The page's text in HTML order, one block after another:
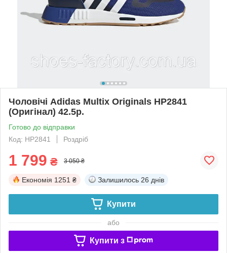
Чоловічі Adidas Multix Originals HP2841
(Оригінал) 42.5р.
Готово до відправки
Код: HP2841
Роздріб
1 799 ₴ 3 050 ₴
Економія 1251 ₴ Залишилось 26 днів
Купити
або
Купити з